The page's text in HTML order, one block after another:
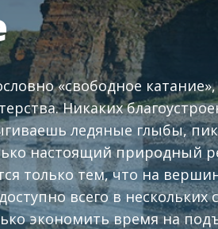
«свободное
Никаких
ледяные глыбы,
настоящий природный
только тем, что на
всего в нескольких
экономить время на